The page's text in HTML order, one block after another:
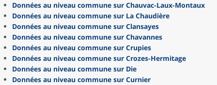
Données au niveau commune sur Chauvac-Laux-Montaux
Données au niveau commune sur La Chaudière
Données au niveau commune sur Clansayes
Données au niveau commune sur Chavannes
Données au niveau commune sur Crupies
Données au niveau commune sur Crozes-Hermitage
Données au niveau commune sur Die
Données au niveau commune sur Curnier